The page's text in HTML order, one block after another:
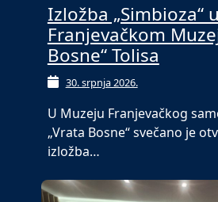
Izložba „Simbioza“ u
Franjevačkom
Bosne“ Tolisa
30. srpnja 2026.
U Muzeju Franjevačkog
„Vrata Bosne“ svečano je
izložba…